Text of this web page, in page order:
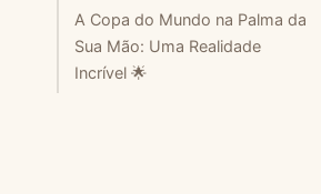
A Copa do Mundo na Palma da
Sua Mão: Uma Realidade
Incrível 🌟